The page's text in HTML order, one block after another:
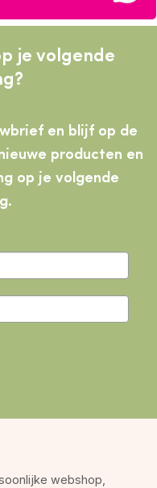
je volgende
en blijf op de
producten en
op je volgende
webshop,